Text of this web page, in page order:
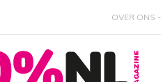
OVER ONS